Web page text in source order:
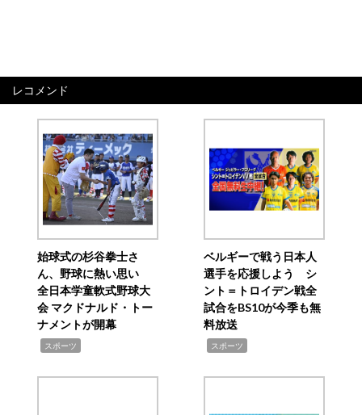
レコメンド
始球式の杉谷拳士さ
ん、野球に熱い思い
全日本学童軟式野球大
会 マクドナルド・トー
ナメントが開幕
スポーツ
ベルギーで戦う日本人
選手を応援しよう シ
ント＝トロイデン戦全
試合をBS10が今季も無
料放送
スポーツ